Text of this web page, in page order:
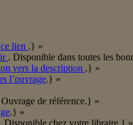
lien .} »
. Disponible dans toutes les
vers la description .} »
l’ouvrage.} »
Ouvrage de référence.} »
.} »
. Disponible chez votre libraire.} »